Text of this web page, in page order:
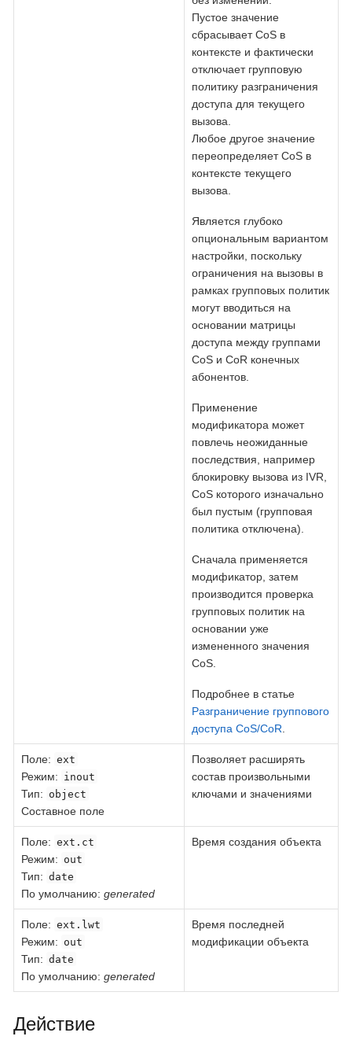
Пустое значение
сбрасывает CoS в
контексте и фактически
отключает групповую
политику разграничения
доступа для текущего
вызова.
Любое другое значение
переопределяет CoS в
контексте текущего
вызова.
Является глубоко
опциональным вариантом
настройки, поскольку
ограничения на вызовы в
рамках групповых политик
могут вводиться на
основании матрицы
доступа между группами
CoS и CoR конечных
абонентов.
Применение
модификатора может
повлечь неожиданные
последствия, например
блокировку вызова из IVR,
CoS которого изначально
был пустым (групповая
политика отключена).
Сначала применяется
модификатор, затем
производится проверка
групповых политик на
основании уже
измененного значения
CoS.
Подробнее в статье
Разграничение группового
доступа CoS/CoR
Поле: ext
Режим: inout
Тип: object
Составное поле
Позволяет расширять
состав произвольными
ключами и значениями
Поле: ext.ct
Режим: out
Тип: date
По умолчанию: generated
Время создания объекта
Поле: ext.lwt
Режим: out
Тип: date
По умолчанию: generated
Время последней
модификации объекта
Действие